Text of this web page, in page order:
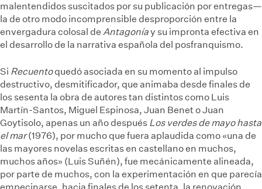
malentendidos suscitados por su publicación por entregas—
la de otro modo incomprensible desproporción entre la
envergadura colosal de Antagoníay su impronta efectiva en
el desarrollo de la narrativa española del posfranquismo.
Si Recuentoquedó asociada en su momento al impulso
destructivo, desmitificador, que animaba desde finales de
los sesenta la obra de autores tan distintos como Luis
Martín-Santos, Miguel Espinosa, Juan Benet o Juan
Goytisolo, apenas un año después Los verdes de mayo hasta
el mar(1976), por mucho que fuera aplaudida como «una de
las mayores novelas escritas en castellano en muchos,
muchos años» (Luis Suñén), fue mecánicamente alineada,
por parte de muchos, con la experimentación en que parecía
empecinarse, hacia finales de los setenta, la renovación